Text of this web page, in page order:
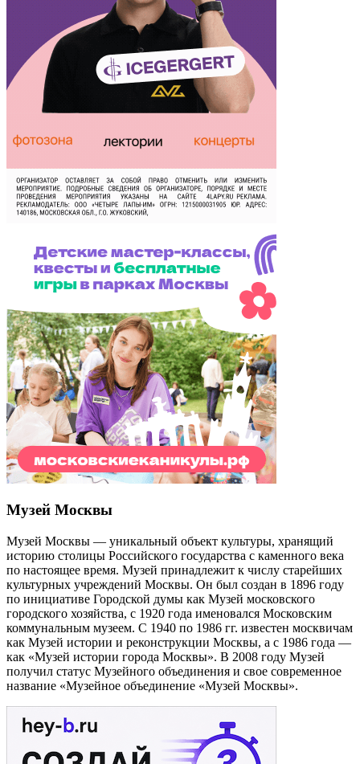
Музей Москвы
Музей Москвы — уникальный объект культуры, хранящий
историю столицы Российского государства с каменного века
по настоящее время. Музей принадлежит к числу старейших
культурных учреждений Москвы. Он был создан в 1896 году
по инициативе Городской думы как Музей московского
городского хозяйства, с 1920 года именовался Московским
коммунальным музеем. С 1940 по 1986 гг. известен москвичам
как Музей истории и реконструкции Москвы, а с 1986 года —
как «Музей истории города Москвы». В 2008 году Музей
получил статус Музейного объединения и свое современное
название «Музейное объединение «Музей Москвы».